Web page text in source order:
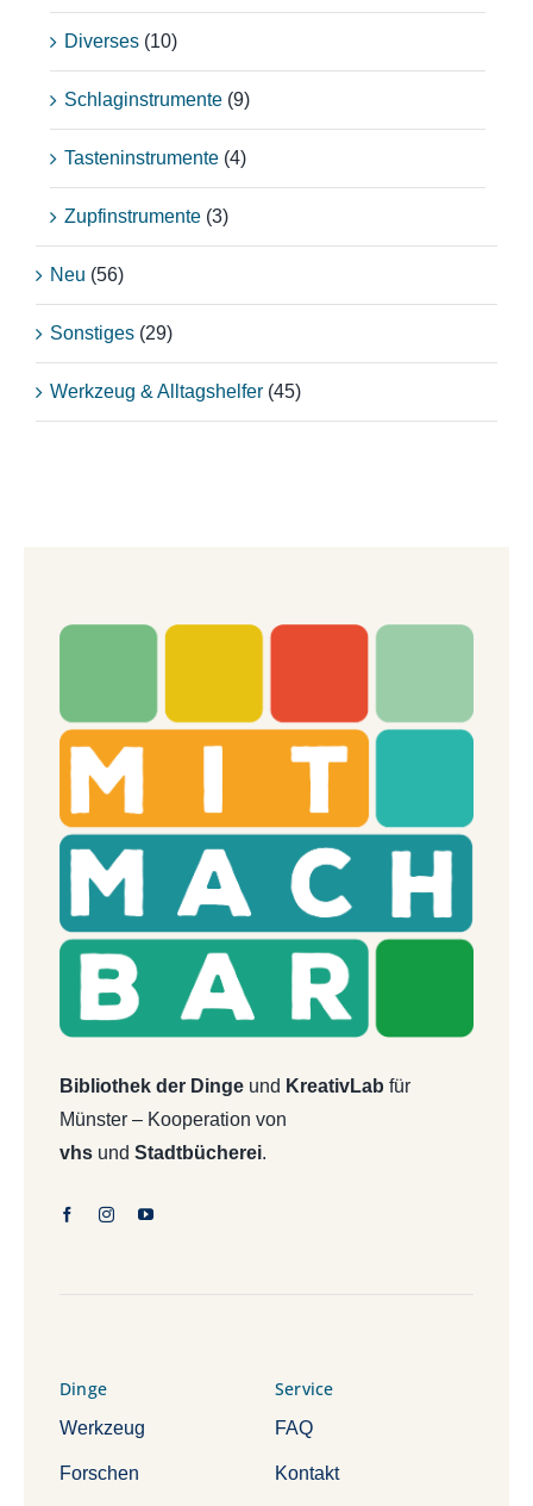
Diverses (10)
Schlaginstrumente (9)
Tasteninstrumente (4)
Zupfinstrumente (3)
Neu (56)
Sonstiges (29)
Werkzeug & Alltagshelfer (45)
Bibliothek der Dingeund KreativLab für
Münster – Kooperation von
vhsund Stadtbücherei.
Dinge
Werkzeug
Forschen
Service
FAQ
Kontakt